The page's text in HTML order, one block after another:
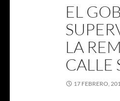
EL
LA
CALLE
17 FEBRERO,